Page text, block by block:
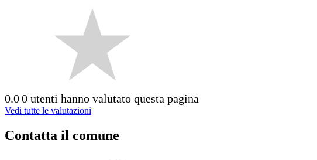
0.00 utenti hanno valutato questa pagina
Vedi tutte le valutazioni
Contatta il comune